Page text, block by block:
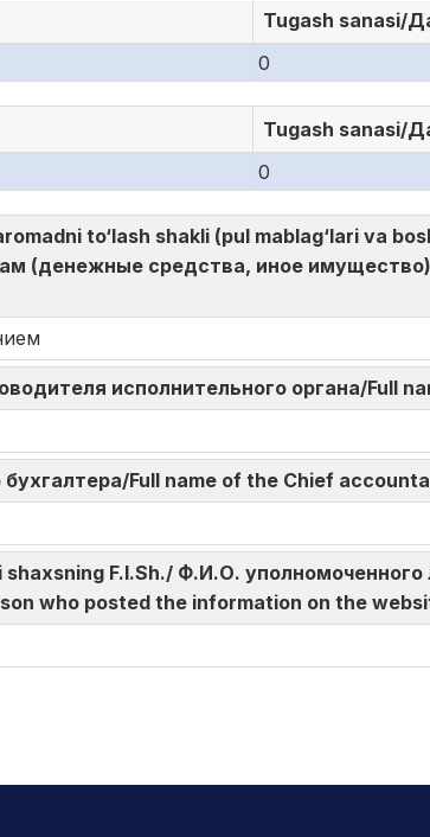
Tugash sanasi/
0
Tugash sanasi/
0
to‘lash shakli (pul mablag‘lari va
(денежные средства, иное
исполнительного органа/Full
Full name of the Chief
F.I.Sh./ Ф.И.О.
who posted the information on the